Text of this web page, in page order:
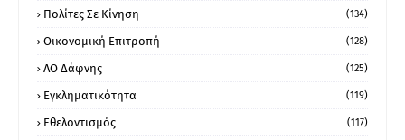
Πολίτες Σε Κίνηση (134)
Οικονομική Επιτροπή (128)
ΑΟ Δάφνης (125)
Εγκληματικότητα (119)
Εθελοντισμός (117)